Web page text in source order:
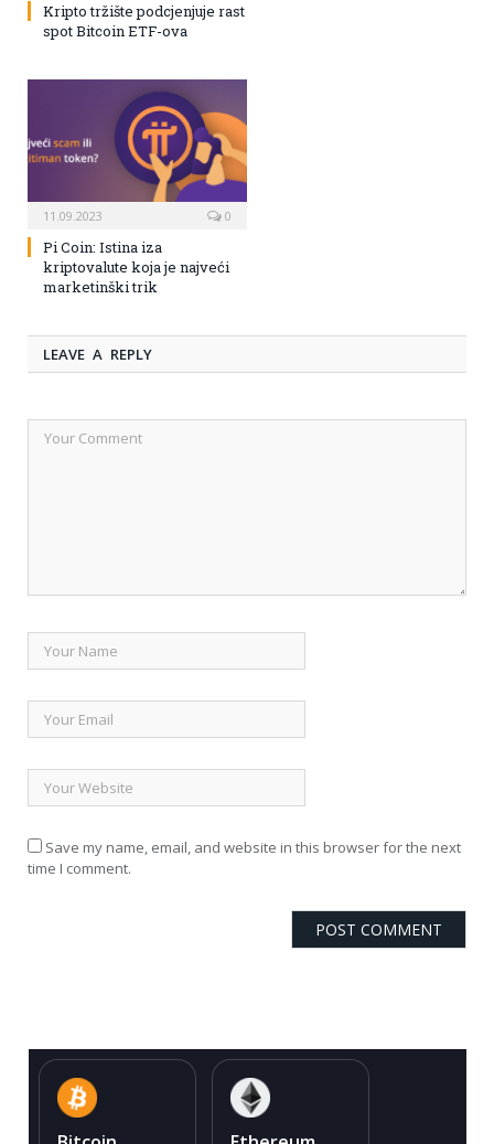
Kripto tržište podcjenjuje rast
spot Bitcoin ETF-ova
11.09.2023 0
Pi Coin: Istina iza
kriptovalute koja je najveći
marketinški trik
LEAVE A REPLY
Save my name, email, and website in this browser for the next
time I comment.